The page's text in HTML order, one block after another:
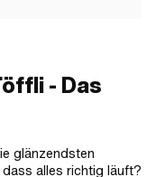
- Das
glänzendsten
alles richtig läuft?